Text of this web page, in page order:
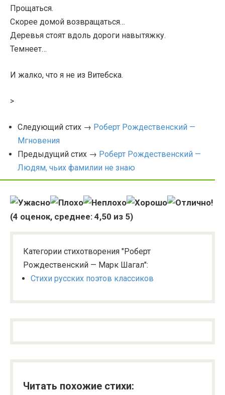
Прощаться.
Скорее домой возвращаться…
Деревья стоят вдоль дороги навытяжку.
Темнеет…
И жалко, что я не из Витебска.
>
Следующий стих → Роберт Рождественский —
Мгновения
Предыдущий стих → Роберт Рождественский —
Людям, чьих фамилии не знаю
(4 оценок, среднее: 4,50 из 5)
Категории стихотворения "Роберт
Рождественский — Марк Шагал":
Стихи русских поэтов классиков
Читать похожие стихи: